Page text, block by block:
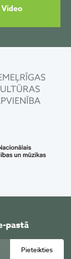
Video
pastā
Pieteikties